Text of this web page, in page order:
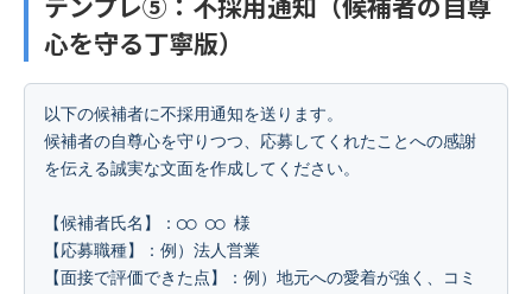
心を守る丁寧版）
以下の候補者に不採用通知を送ります。
候補者の自尊心を守りつつ、応募してくれたことへの感謝
を伝える誠実な文面を作成してください。
【候補者氏名】：◯◯ ◯◯ 様
【応募職種】：例）法人営業
【面接で評価できた点】：例）地元への愛着が強く、コミ